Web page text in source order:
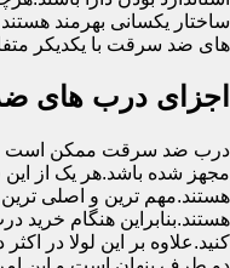
ساختار یکسانی بهرمند
های ضد سرقت با یکدیکر
اجزای درب های
درب ضد سرقت ممکن است
مجهز شده باشد.هر یک از این
هستند.مهم ترین و اصلی
هستند.بنابراین هنگام
کنید.علاوه بر این لولا در